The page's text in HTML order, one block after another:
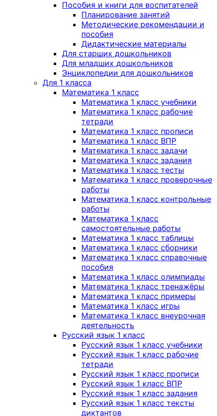
Пособия и книги для воспитателей
Планирование занятий
Методические рекомендации и
пособия
Дидактические материалы
Для старших дошкольников
Для младших дошкольников
Энциклопедии для дошкольников
Для 1 класса
Математика 1 класс
Математика 1 класс учебники
Математика 1 класс рабочие
тетради
Математика 1 класс прописи
Математика 1 класс ВПР
Математика 1 класс задачи
Математика 1 класс задания
Математика 1 класс тесты
Математика 1 класс проверочные
работы
Математика 1 класс контрольные
работы
Математика 1 класс
самостоятельные работы
Математика 1 класс таблицы
Математика 1 класс сборники
Математика 1 класс справочные
пособия
Математика 1 класс олимпиады
Математика 1 класс тренажёры
Математика 1 класс примеры
Математика 1 класс игры
Математика 1 класс внеурочная
деятельность
Русский язык 1 класс
Русский язык 1 класс учебники
Русский язык 1 класс рабочие
тетради
Русский язык 1 класс прописи
Русский язык 1 класс ВПР
Русский язык 1 класс задания
Русский язык 1 класс тексты
диктантов